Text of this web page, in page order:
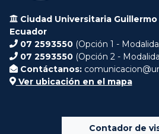
Ciudad Universitaria
Ecuador
07 2593550 (Opción 1 -
07 2593550 (Opción 2 -
Contáctanos:
Ver ubicación en el mapa
Contador de